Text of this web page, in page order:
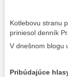
Kotlebovu stranu
priniesol denník
V dnešnom blogu
Pribúdajúce